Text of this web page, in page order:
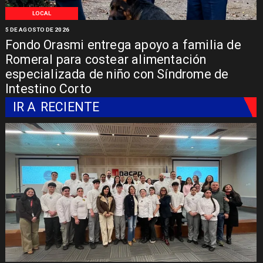
LOCAL
Fondo Orasmi entrega apoyo a familia de
Romeral para costear alimentación
especializada de niño con Síndrome de
Intestino Corto
5 DE AGOSTO DE 2026
IR A RECIENTE